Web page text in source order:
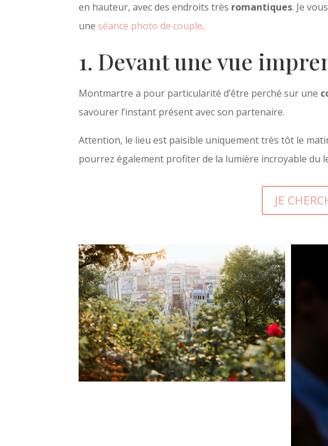
en hauteur, avec des endroits très romantiques. Je
une séance photo de couple.
1. Devant une vue
Montmartre a pour particularité d’être perché sur une
savourer l’instant présent avec son partenaire.
Attention, le lieu est paisible uniquement très tôt le
pourrez également profiter de la lumière incroyable du
JE